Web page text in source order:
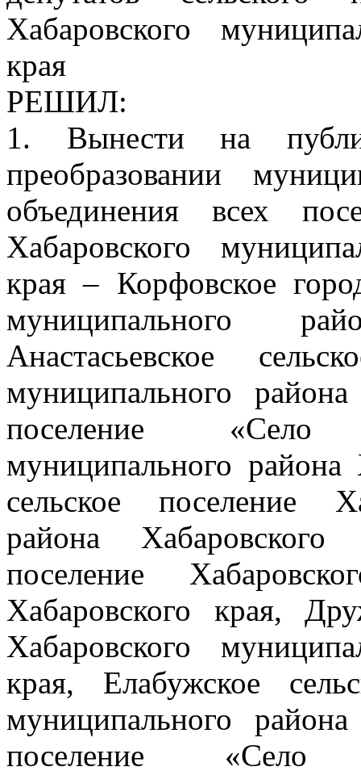
Хабаровского
края
РЕШИЛ:
1. Вынести на
преобразовании
объединения всех
Хабаровского
края – Корфовское
муниципального
Анастасьевское
муниципального
поселение «Село
муниципального района
сельское поселение
района Хабаровского
поселение
Хабаровского края,
Хабаровского
края, Елабужское
муниципального
поселение «Село